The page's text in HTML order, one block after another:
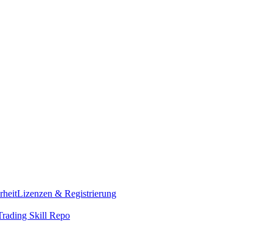
Lizenzen & Registrierung
Skill Repo